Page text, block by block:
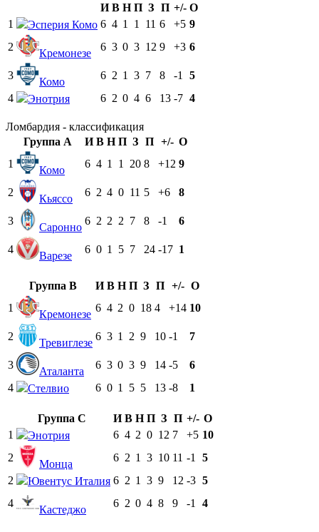
И В Н П З П +/- О
1
Эсперия Комо 6 4 1 1 11 6 +5 9
2
Кремонезе
6 3 0 3 12 9 +3 6
3
Комо
6 2 1 3 7 8 -1
5
4
Энотрия 6 2 0 4 6 13 -7 4
Ломбардия - классификация
Группа A
И В Н П З П +/- О
1
Комо
6 4 1 1 20 8 +12 9
2
Кьяссо
6 2 4 0 11 5 +6 8
3
Саронно
6 2 2 2 7 8 -1 6
4
Варезе
6 0 1 5 7 24 -17 1
Группа B И В Н П З П +/- О
1
Кремонезе
6 4 2 0 18 4 +14 10
2
Тревиглезе
6 3 1 2 9 10 -1 7
3
Аталанта
6 3 0 3 9 14 -5
6
4
Стелвио 6 0 1 5 5 13 -8 1
Группа C И В Н П З П +/- О
1
Энотрия 6 4 2 0 12 7 +5 10
2
Монца
6 2 1 3 10 11 -1
5
2
Ювентус Италия 6 2 1 3 9 12 -3 5
4
Кастеджо
6 2 0 4 8 9 -1 4